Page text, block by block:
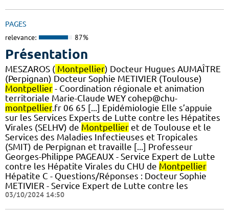
PAGES
relevance: 87%
Présentation
MESZAROS ( Montpellier) Docteur Hugues AUMAÎTRE
(Perpignan) Docteur Sophie METIVIER (Toulouse)
Montpellier - Coordination régionale et animation
territoriale Marie-Claude WEY cohep@chu-
montpellier.fr 06 65 [...] Epidémiologie Elle s’appuie
sur les Services Experts de Lutte contre les Hépatites
Virales (SELHV) de Montpellier et de Toulouse et le
Services des Maladies Infectieuses et Tropicales
(SMIT) de Perpignan et travaille [...] Professeur
Georges-Philippe PAGEAUX - Service Expert de Lutte
contre les Hépatite Virales du CHU de Montpellier
Hépatite C - Questions/Réponses : Docteur Sophie
METIVIER - Service Expert de Lutte contre les
03/10/2024 14:50